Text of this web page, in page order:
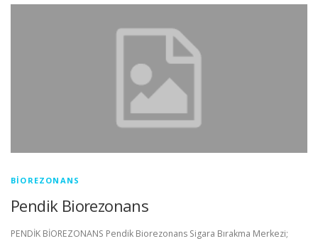
BIOREZONANS
Pendik Biorezonans
PENDİK BİOREZONANS Pendik Biorezonans Sigara Bırakma Merkezi;